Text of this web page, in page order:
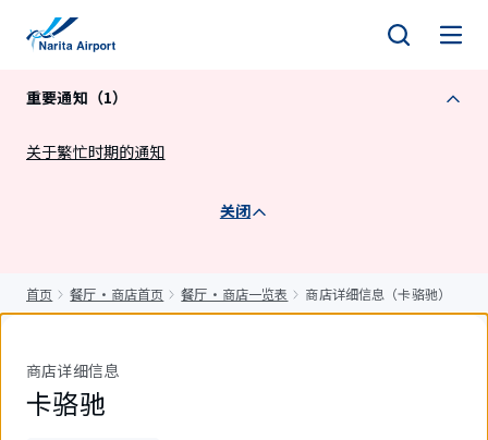
重要通知（1）
关于繁忙时期的通知
关闭
首页 餐厅・商店首页 餐厅・商店一览表 商店详细信息（卡骆驰）
商店详细信息
卡骆驰